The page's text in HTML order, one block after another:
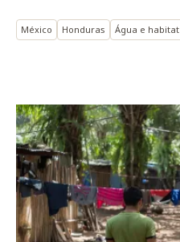
México Honduras Água e habitat